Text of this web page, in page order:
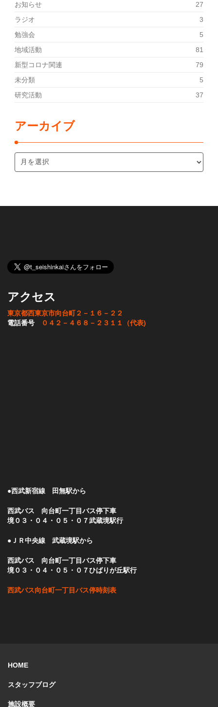
お知らせ
27
ラジオ
3
勉強会
5
地域活動
81
新型コロナ関連
79
未分類
5
研究活動
37
アーカイブ
アクセス
東京都西東京市向台町２－１６－２２
電話番号
０４２－４６８－２３１１（代表)
●西武新宿線 田無駅から
西武バス 向台町一丁目バス停下車
境０３・０４・０５・０７武蔵境駅行
●ＪＲ中央線 武蔵境駅から
西武バス 向台町一丁目バス停下車
境０３・０４・０５・０７ひばりが丘駅行
西武バス向台町一丁目バス停時刻表
HOME
スタッフブログ
施設概要